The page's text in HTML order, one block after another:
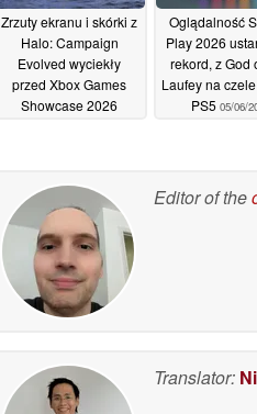
Zrzuty ekranu i skórki z
Halo: Campaign
Evolved wyciekły
przed Xbox Games
Showcase 2026
Oglądalność
Play 2026
rekord, z God
Laufey na
PS5 05/06/
Editor of the
Translator: